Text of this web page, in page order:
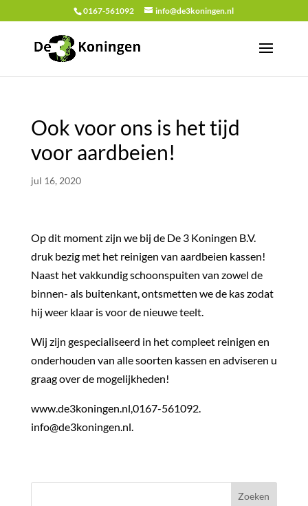
0167-561092 info@de3koningen.nl
Ook voor ons is het tijd
voor aardbeien!
jul 16, 2020
Op dit moment zijn we bij de De 3 Koningen B.V.
druk bezig met het reinigen van aardbeien kassen!
Naast het vakkundig schoonspuiten van zowel de
binnen- als buitenkant, ontsmetten we de kas zodat
hij weer klaar is voor de nieuwe teelt.
Wij zijn gespecialiseerd in het compleet reinigen en
onderhouden van alle soorten kassen en adviseren u
graag over de mogelijkheden!
www.de3koningen.nl,0167-561092.
info@de3koningen.nl.